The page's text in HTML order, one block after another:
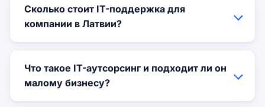
Сколько стоит IT-поддержка для
компании в Латвии?
Что такое IT-аутсорсинг и подходит ли он
малому бизнесу?